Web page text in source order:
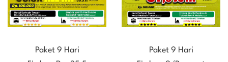
Paket 9 Hari
Paket 9 Hari